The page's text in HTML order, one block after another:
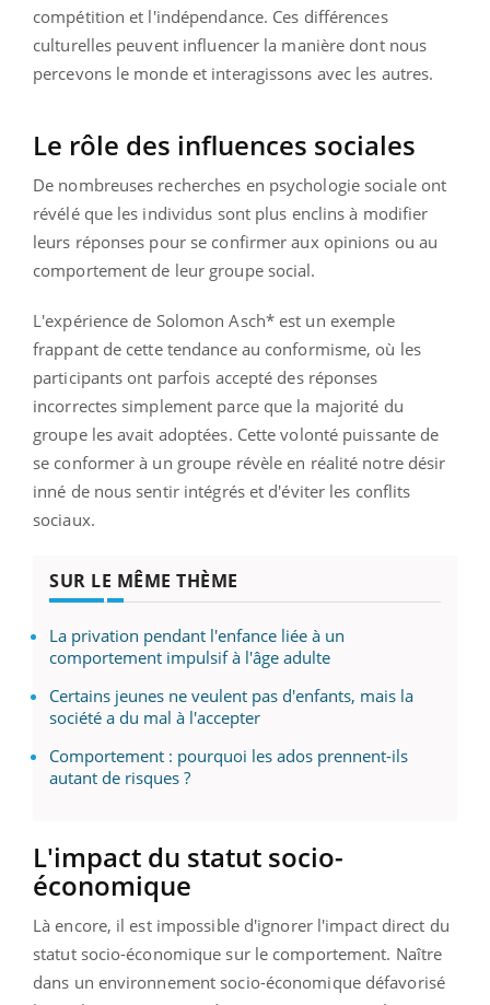
compétition et l'indépendance. Ces différences
culturelles peuvent influencer la manière dont nous
percevons le monde et interagissons avec les autres.
Le rôle des influences sociales
De nombreuses recherches en psychologie sociale ont
révélé que les individus sont plus enclins à modifier
leurs réponses pour se confirmer aux opinions ou au
comportement de leur groupe social.
L'expérience de Solomon Asch* est un exemple
frappant de cette tendance au conformisme, où les
participants ont parfois accepté des réponses
incorrectes simplement parce que la majorité du
groupe les avait adoptées. Cette volonté puissante de
se conformer à un groupe révèle en réalité notre désir
inné de nous sentir intégrés et d'éviter les conflits
sociaux.
SUR LE MÊME THÈME
La privation pendant l'enfance liée à un
comportement impulsif à l'âge adulte
Certains jeunes ne veulent pas d'enfants, mais la
société a du mal à l'accepter
Comportement : pourquoi les ados prennent-ils
autant de risques ?
L'impact du statut socio-
économique
Là encore, il est impossible d'ignorer l'impact direct du
statut socio-économique sur le comportement. Naître
dans un environnement socio-économique défavorisé